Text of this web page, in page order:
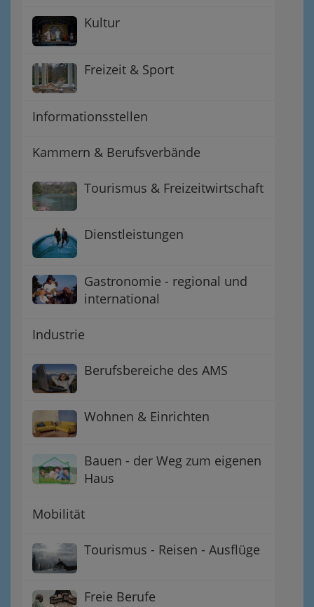
Kultur
Freizeit & Sport
Informationsstellen
Kammern & Berufsverbände
Tourismus & Freizeitwirtschaft
Dienstleistungen
Gastronomie - regional und
international
Industrie
Berufsbereiche des AMS
Wohnen & Einrichten
Bauen - der Weg zum eigenen
Haus
Mobilität
Tourismus - Reisen - Ausflüge
Freie Berufe